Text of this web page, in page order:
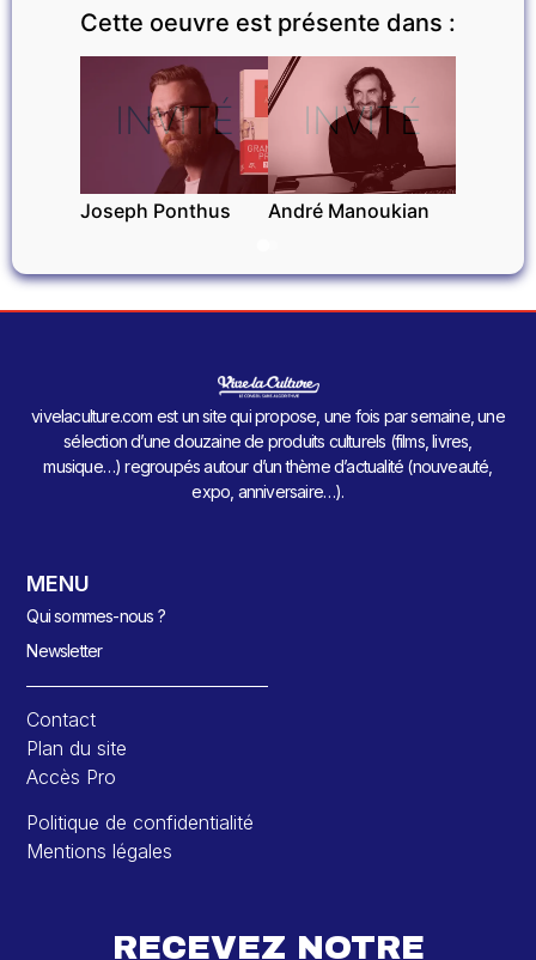
Cette oeuvre est présente dans :
INVITÉ
Joseph Ponthus
INVITÉ
André Manoukian
vivelaculture.com est un site qui propose, une fois par semaine, une
sélection d’une douzaine de produits culturels (films, livres,
musique…) regroupés autour d’un thème d’actualité (nouveauté,
expo, anniversaire…).
MENU
Qui sommes-nous ?
Newsletter
Contact
Plan du site
Accès Pro
Politique de confidentialité
Mentions légales
RECEVEZ NOTRE